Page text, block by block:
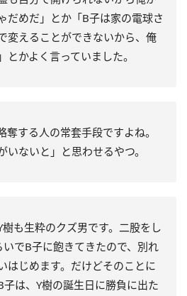
だめだ」とか「B子は家の電球さ
変えることができないから、俺
とかよく言っていました。
奪する人の常套手段ですよね。
いないと」と思わせるやつ。
樹も生粋のクズ男です。二股をし
いでB子に飽きてきたので、別れ
はじめます。だけどそのことに
子は、Y樹の誕生日に勝負に出た